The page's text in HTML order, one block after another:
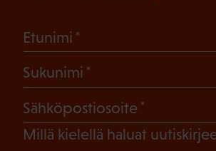
Etunimi
Sukunimi
Sähköpostiosoite
Millä kielellä haluat